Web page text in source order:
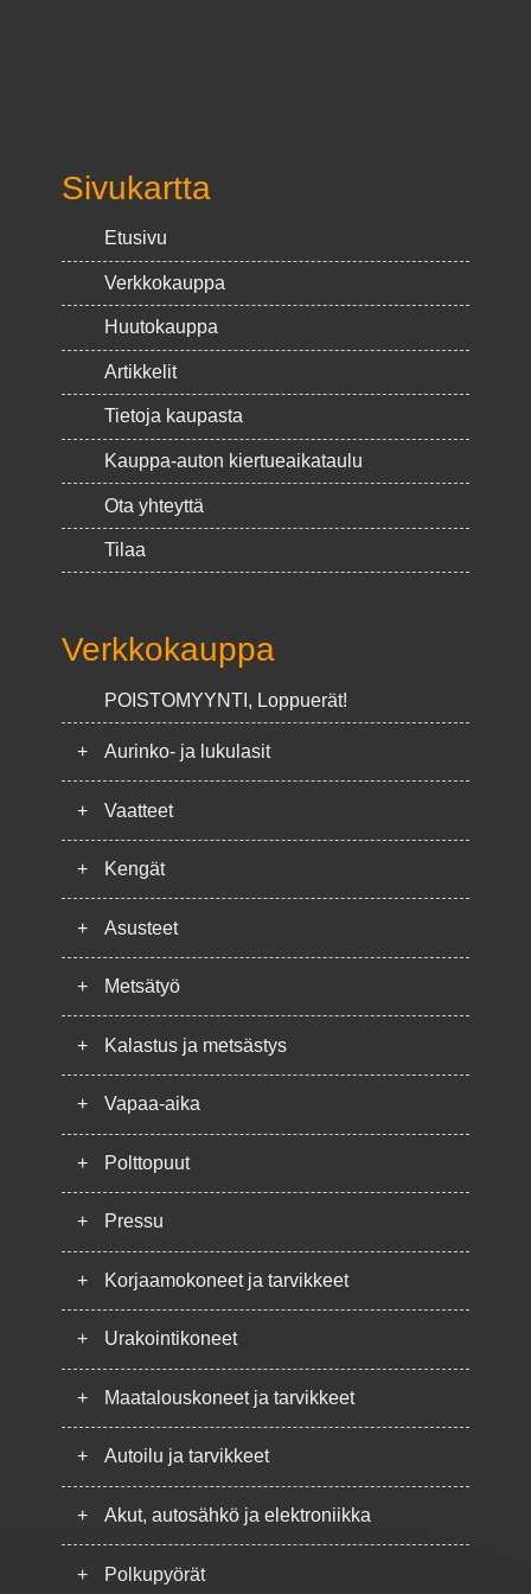
Sivukartta
Etusivu
Verkkokauppa
Huutokauppa
Artikkelit
Tietoja kaupasta
Kauppa-auton kiertueaikataulu
Ota yhteyttä
Tilaa
Verkkokauppa
POISTOMYYNTI, Loppuerät!
+ Aurinko- ja lukulasit
+ Vaatteet
+ Kengät
+ Asusteet
+ Metsätyö
+ Kalastus ja metsästys
+ Vapaa-aika
+ Polttopuut
+ Pressu
+ Korjaamokoneet ja tarvikkeet
+ Urakointikoneet
+ Maatalouskoneet ja tarvikkeet
+ Autoilu ja tarvikkeet
+ Akut, autosähkö ja elektroniikka
+ Polkupyörät